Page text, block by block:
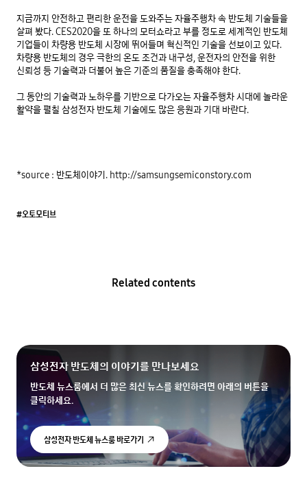
지금까지 안전하고 편리한 운전을 도와주는 자율주행차 속 반도체 기술들을
살펴 봤다. CES2020을 또 하나의 모터쇼라고 부를 정도로 세계적인 반도체
기업들이 차량용 반도체 시장에 뛰어들며 혁신적인 기술을 선보이고 있다.
차량용 반도체의 경우 극한의 온도 조건과 내구성, 운전자의 안전을 위한
신뢰성 등 기술력과 더불어 높은 기준의 품질을 충족해야 한다.
그 동안의 기술력과 노하우를 기반으로 다가오는 자율주행차 시대에 놀라운
*source : 반도체이야기. http://samsungsemiconstory.com
#오토모티브
Related contents
삼성전자 반도체의 이야기를 만나보세요
반도체 뉴스룸에서 더 많은 최신 뉴스를 확인하려면 아래의 버튼을
클릭하세요.
삼성전자 반도체 뉴스룸 바로가기